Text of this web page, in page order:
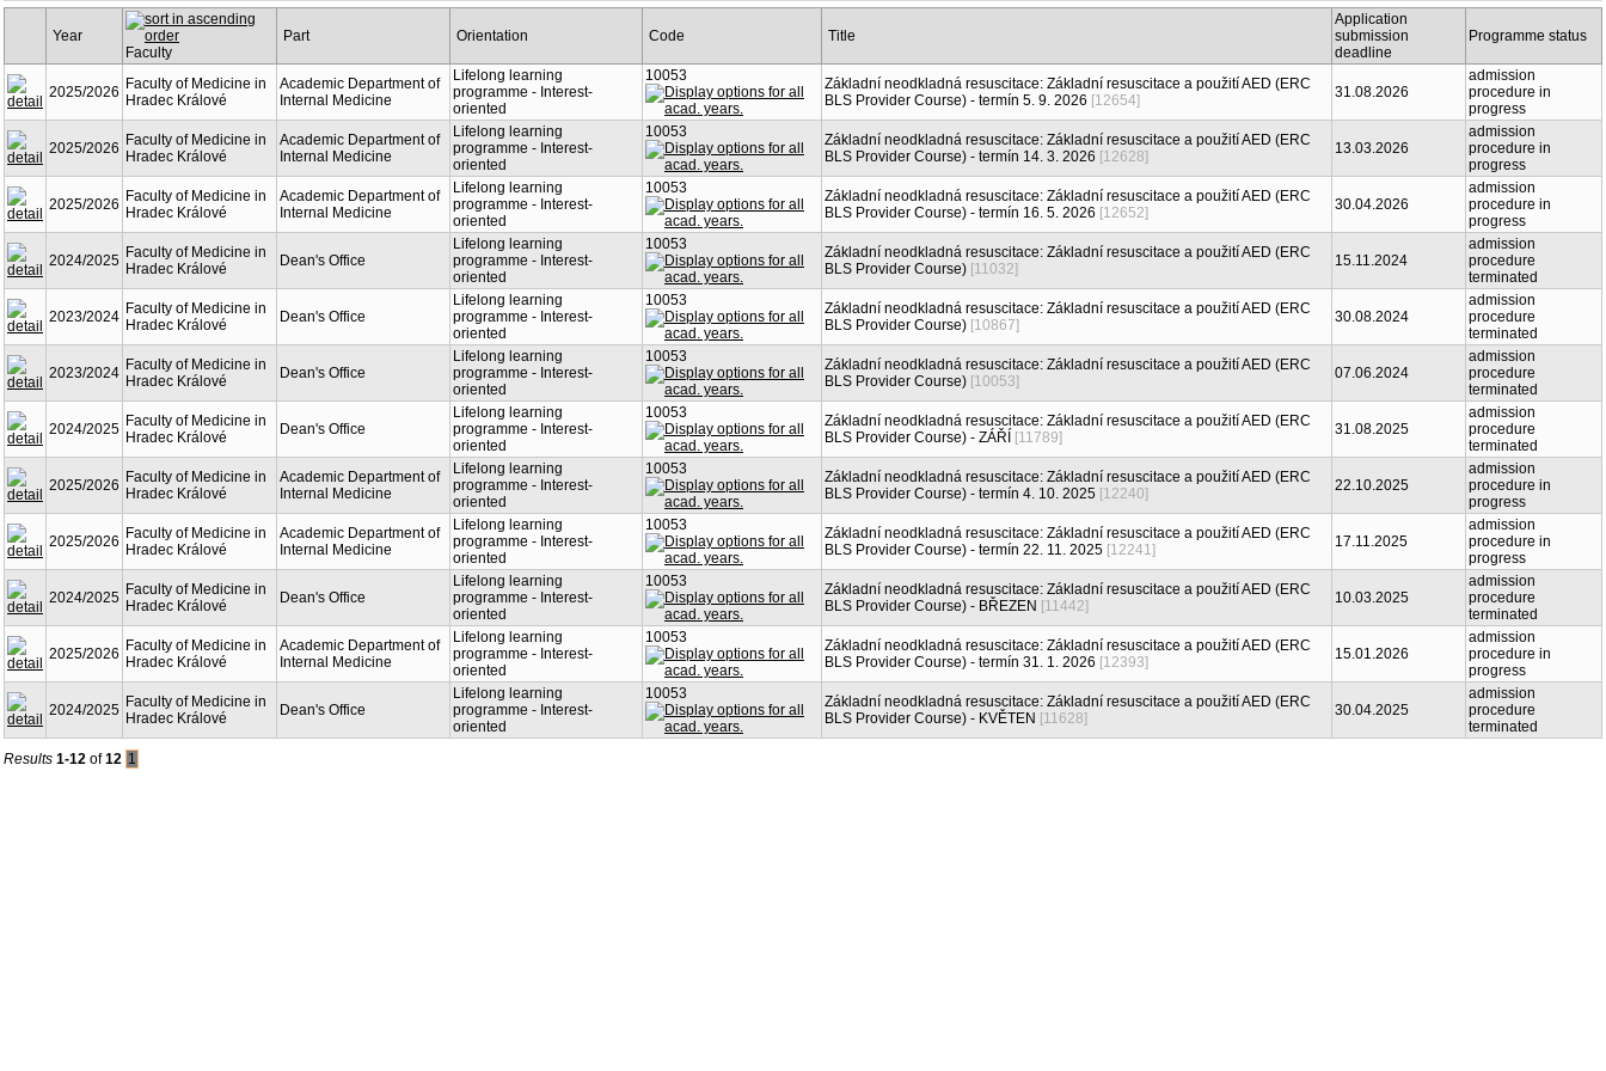
Year
Faculty
Part Orientation Code Title
Application
submission
deadline
Programme status
2025/2026 Faculty of Medicine in
Hradec Králové
Academic Department of
Internal Medicine
Lifelong learning
programme - Interest-
oriented
10053
Základní neodkladná resuscitace: Základní resuscitace a použití AED (ERC
BLS Provider Course) - termín 5. 9. 2026 [12654] 31.08.2026
admission
procedure in
progress
2025/2026 Faculty of Medicine in
Hradec Králové
Academic Department of
Internal Medicine
Lifelong learning
programme - Interest-
oriented
10053
Základní neodkladná resuscitace: Základní resuscitace a použití AED (ERC
BLS Provider Course) - termín 14. 3. 2026 [12628] 13.03.2026
admission
procedure in
progress
2025/2026 Faculty of Medicine in
Hradec Králové
Academic Department of
Internal Medicine
Lifelong learning
programme - Interest-
oriented
10053
Základní neodkladná resuscitace: Základní resuscitace a použití AED (ERC
BLS Provider Course) - termín 16. 5. 2026 [12652] 30.04.2026
admission
procedure in
progress
2024/2025 Faculty of Medicine in
Hradec Králové
Dean's Office
Lifelong learning
programme - Interest-
oriented
10053
Základní neodkladná resuscitace: Základní resuscitace a použití AED (ERC
BLS Provider Course) [11032] 15.11.2024
admission
procedure
terminated
2023/2024 Faculty of Medicine in
Hradec Králové
Dean's Office
Lifelong learning
programme - Interest-
oriented
10053
Základní neodkladná resuscitace: Základní resuscitace a použití AED (ERC
BLS Provider Course) [10867] 30.08.2024
admission
procedure
terminated
2023/2024 Faculty of Medicine in
Hradec Králové
Dean's Office
Lifelong learning
programme - Interest-
oriented
10053
Základní neodkladná resuscitace: Základní resuscitace a použití AED (ERC
BLS Provider Course) [10053] 07.06.2024
admission
procedure
terminated
2024/2025 Faculty of Medicine in
Hradec Králové
Dean's Office
Lifelong learning
programme - Interest-
oriented
10053
Základní neodkladná resuscitace: Základní resuscitace a použití AED (ERC
BLS Provider Course) - ZÁŘÍ
[11789] 31.08.2025
admission
procedure
terminated
2025/2026 Faculty of Medicine in
Hradec Králové
Academic Department of
Internal Medicine
Lifelong learning
programme - Interest-
oriented
10053
Základní neodkladná resuscitace: Základní resuscitace a použití AED (ERC
BLS Provider Course) - termín 4. 10. 2025 [12240] 22.10.2025
admission
procedure in
progress
2025/2026 Faculty of Medicine in
Hradec Králové
Academic Department of
Internal Medicine
Lifelong learning
programme - Interest-
oriented
10053
Základní neodkladná resuscitace: Základní resuscitace a použití AED (ERC
BLS Provider Course) - termín 22. 11. 2025 [12241] 17.11.2025
admission
procedure in
progress
2024/2025 Faculty of Medicine in
Hradec Králové
Dean's Office
Lifelong learning
programme - Interest-
oriented
10053
Základní neodkladná resuscitace: Základní resuscitace a použití AED (ERC
BLS Provider Course) - BŘEZEN [11442] 10.03.2025
admission
procedure
terminated
2025/2026 Faculty of Medicine in
Hradec Králové
Academic Department of
Internal Medicine
Lifelong learning
programme - Interest-
oriented
10053
Základní neodkladná resuscitace: Základní resuscitace a použití AED (ERC
BLS Provider Course) - termín 31. 1. 2026 [12393] 15.01.2026
admission
procedure in
progress
2024/2025 Faculty of Medicine in
Hradec Králové
Dean's Office
Lifelong learning
programme - Interest-
oriented
10053
Základní neodkladná resuscitace: Základní resuscitace a použití AED (ERC
BLS Provider Course) - KVĚTEN [11628] 30.04.2025
admission
procedure
terminated
Results 1-12 of12 1